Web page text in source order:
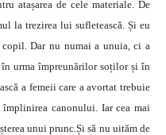
atașarea de cele materiale. De
la trezirea lui sufletească. Și eu
copil. Dar nu numai a unuia, ci a
în urma împreunărilor soților și în
a femeii care a avortat trebuie
canonului. Iar cea mai
unui prunc.Și să nu uităm de